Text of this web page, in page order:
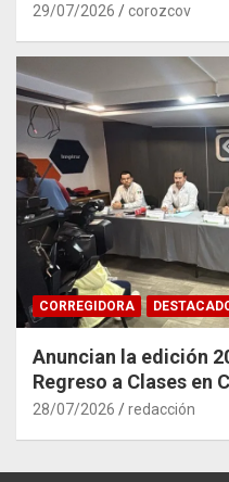
29/07/2026 corozcov
CORREGIDORA
Anuncian la edición
Regreso a Clases en
28/07/2026 redacción